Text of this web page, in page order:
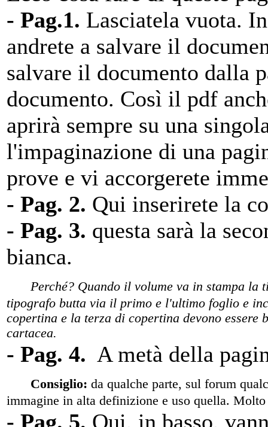
- Pag.1. Lasciatela vuota.
andrete a salvare il
salvare il documento dalla
documento. Così il pdf
aprirà sempre su una
l'impaginazione di una
prove e vi accorgerete
- Pag. 2. Qui inserirete la
- Pag. 3. questa sarà la
bianca.
Perché? Quando il volume va in stampa
tipografo butta via il primo e l'ultimo foglio e
copertina e la terza di copertina devono
cartacea.
- Pag. 4. A metà della
Consiglio: da qualche parte, sul forum
immagine in alta definizione e uso quella.
- Pag. 5. Qui, in basso,